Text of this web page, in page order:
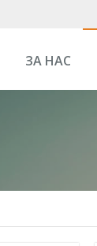
ЗА НАС